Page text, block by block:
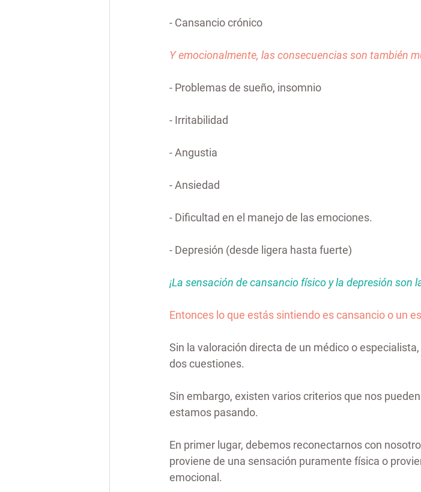
- Cansancio crónico
Y emocionalmente, las consecuencias son también
- Problemas de sueño, insomnio
- Irritabilidad
- Angustia
- Ansiedad
- Dificultad en el manejo de las emociones.
- Depresión (desde ligera hasta fuerte)
¡La sensación de cansancio físico y la depresión son
Entonces lo que estás sintiendo es cansancio o un
Sin la valoración directa de un médico o
dos cuestiones.
Sin embargo, existen varios criterios que nos
estamos pasando.
En primer lugar, debemos reconectarnos con
proviene de una sensación puramente física o
emocional.